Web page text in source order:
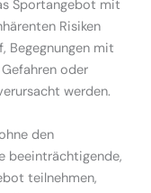
Sportangebot mit
Risiken
Begegnungen mit
oder
werden.
den
beeinträchtigende,
teilnehmen,